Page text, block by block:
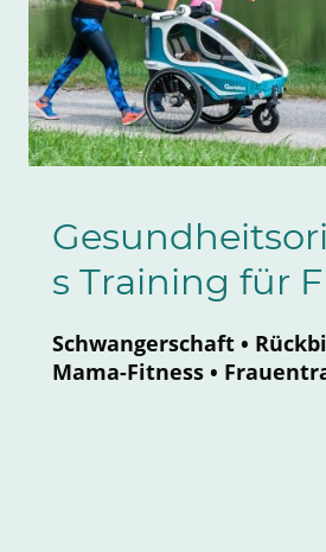
s Training für
Schwangerschaft •
Mama-Fitness •